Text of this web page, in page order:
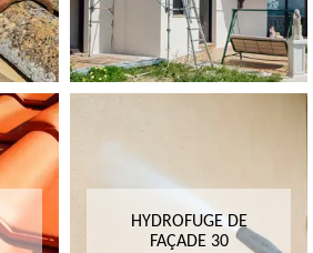
HYDROFUGE DE
FAÇADE 30